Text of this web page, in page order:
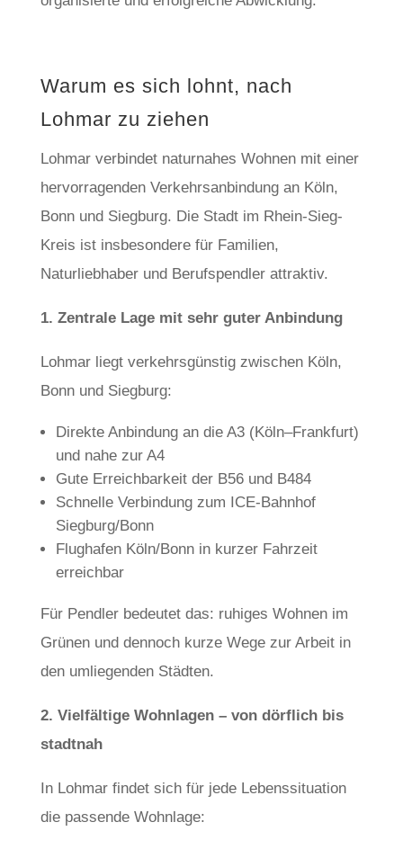
Warum es sich lohnt, nach
Lohmar zu ziehen
Lohmar verbindet naturnahes Wohnen mit einer
hervorragenden Verkehrsanbindung an Köln,
Bonn und Siegburg. Die Stadt im Rhein-Sieg-
Kreis ist insbesondere für Familien,
Naturliebhaber und Berufspendler attraktiv.
1. Zentrale Lage mit sehr guter Anbindung
Lohmar liegt verkehrsgünstig zwischen Köln,
Bonn und Siegburg:
Direkte Anbindung an die A3 (Köln–Frankfurt)
und nahe zur A4
Gute Erreichbarkeit der B56 und B484
Schnelle Verbindung zum ICE-Bahnhof
Siegburg/Bonn
Flughafen Köln/Bonn in kurzer Fahrzeit
erreichbar
Für Pendler bedeutet das: ruhiges Wohnen im
Grünen und dennoch kurze Wege zur Arbeit in
den umliegenden Städten.
2. Vielfältige Wohnlagen – von dörflich bis
stadtnah
In Lohmar findet sich für jede Lebenssituation
die passende Wohnlage: